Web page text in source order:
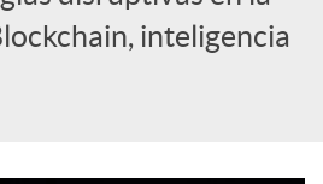
inteligencia